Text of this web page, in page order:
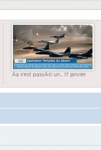
Ãa s'est passÃ© un... 17 janvier